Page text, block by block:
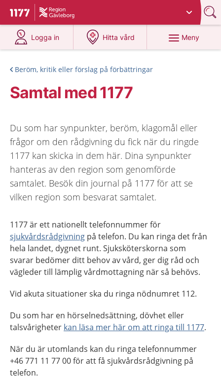
Till startsidan för 1177
Du har valt region
Logga in
på 1177.se
Hitta vård
på 1177.se
Meny
Beröm, kritik eller förslag på förbättringar
Samtal med 1177
Du som har synpunkter, beröm, klagomål eller
frågor om den rådgivning du fick när du ringde
1177 kan skicka in dem här. Dina synpunkter
hanteras av den region som genomförde
samtalet. Besök din journal på 1177 för att se
vilken region som besvarat samtalet.
1177 är ett nationellt telefonnummer för
sjukvårdsrådgivning på telefon. Du kan ringa det från
hela landet, dygnet runt. Sjuksköterskorna som
svarar bedömer ditt behov av vård, ger dig råd och
vägleder till lämplig vårdmottagning när så behövs.
Vid akuta situationer ska du ringa nödnumret 112.
Du som har en hörselnedsättning, dövhet eller
talsvårigheter kan läsa mer här om att ringa till 1177.
När du är utomlands kan du ringa telefonnummer
+46 771 11 77 00 för att få sjukvårdsrådgivning på
telefon.